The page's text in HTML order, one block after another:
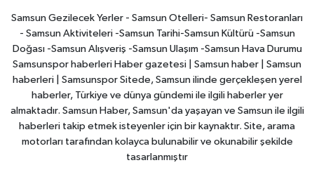
Samsun Gezilecek Yerler - Samsun Otelleri- Samsun Restoranları
- Samsun Aktiviteleri -Samsun Tarihi-Samsun Kültürü -Samsun
Doğası -Samsun Alışveriş -Samsun Ulaşım -Samsun Hava Durumu
Samsunspor haberleri Haber gazetesi | Samsun haber | Samsun
haberleri | Samsunspor Sitede, Samsun ilinde gerçekleşen yerel
haberler, Türkiye ve dünya gündemi ile ilgili haberler yer
almaktadır. Samsun Haber, Samsun'da yaşayan ve Samsun ile ilgili
haberleri takip etmek isteyenler için bir kaynaktır. Site, arama
motorları tarafından kolayca bulunabilir ve okunabilir şekilde
tasarlanmıştır